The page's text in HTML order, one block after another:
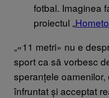
fotbal. Imaginea
proiectul „
„«11 metri» nu e
sport ca să vorbesc
speranțele
înfruntat și acceptat